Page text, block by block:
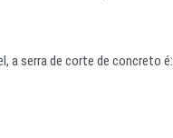
a serra de corte de concreto é: